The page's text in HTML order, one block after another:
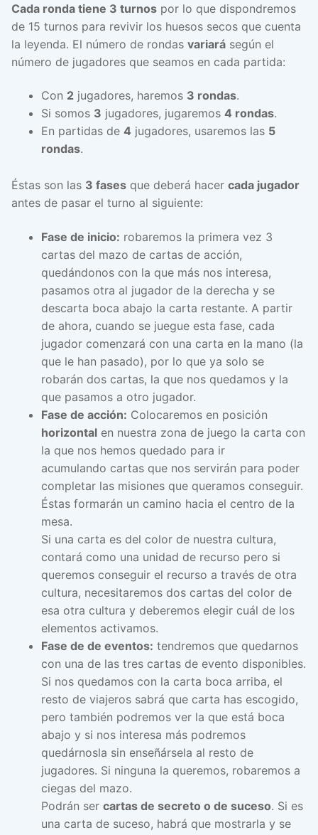
Cada ronda tiene 3 turnos por lo que dispondremos
de 15 turnos para revivir los huesos secos que cuenta
la leyenda. El número de rondas variará según el
número de jugadores que seamos en cada partida:
Con 2jugadores, haremos 3 rondas.
Si somos 3 jugadores, jugaremos 4 rondas.
En partidas de 4 jugadores, usaremos las 5
rondas.
Éstas son las 3 fases que deberá hacer cada jugador
antes de pasar el turno al siguiente:
Fase de inicio: robaremos la primera vez 3
cartas del mazo de cartas de acción,
quedándonos con la que más nos interesa,
pasamos otra al jugador de la derecha y se
descarta boca abajo la carta restante. A partir
de ahora, cuando se juegue esta fase, cada
jugador comenzará con una carta en la mano (la
que le han pasado), por lo que ya solo se
robarán dos cartas, la que nos quedamos y la
que pasamos a otro jugador.
Fase de acción: Colocaremos en posición
horizontalen nuestra zona de juego la carta con
la que nos hemos quedado para ir
acumulando cartas que nos servirán para poder
completar las misiones que queramos conseguir.
Éstas formarán un camino hacia el centro de la
mesa.
Si una carta es del color de nuestra cultura,
contará como una unidad de recurso pero si
queremos conseguir el recurso a través de otra
cultura, necesitaremos dos cartas del color de
esa otra cultura y deberemos elegir cuál de los
elementos activamos.
Fase de de eventos: tendremos que quedarnos
con una de las tres cartas de evento disponibles.
Si nos quedamos con la carta boca arriba, el
resto de viajeros sabrá que carta has escogido,
pero también podremos ver la que está boca
abajo y si nos interesa más podremos
quedárnosla sin enseñársela al resto de
jugadores. Si ninguna la queremos, robaremos a
ciegas del mazo.
Podrán ser cartas de secreto o de suceso. Si es
una carta de suceso, habrá que mostrarla y se